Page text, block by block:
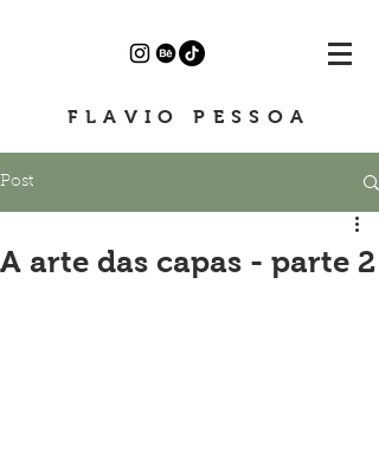
FLAVIO PESSOA
Post
A arte das capas - parte 2